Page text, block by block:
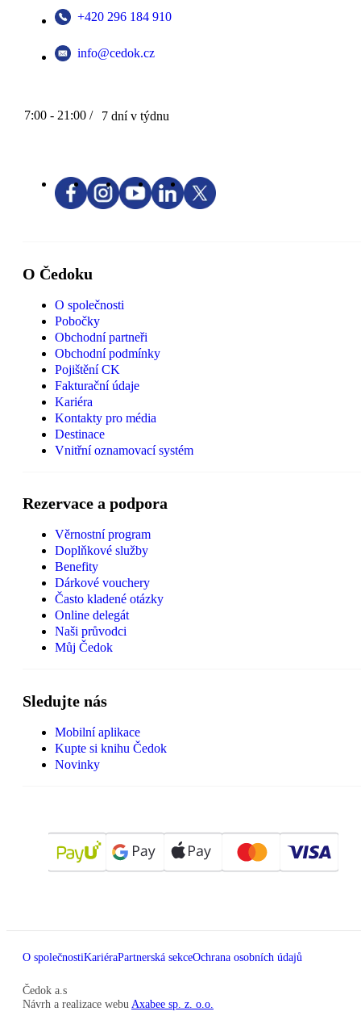
+420 296 184 910
info@cedok.cz
7:00 - 21:00 / 7 dní v týdnu
O Čedoku
O společnosti
Pobočky
Obchodní partneři
Obchodní podmínky
Pojištění CK
Fakturační údaje
Kariéra
Kontakty pro média
Destinace
Vnitřní oznamovací systém
Rezervace a podpora
Věrnostní program
Doplňkové služby
Benefity
Dárkové vouchery
Často kladené otázky
Online delegát
Naši průvodci
Můj Čedok
Sledujte nás
Mobilní aplikace
Kupte si knihu Čedok
Novinky
O společnostiKariéraPartnerská sekceOchrana osobních údajů
Čedok a.s
Návrh a realizace webu Axabee sp. z. o.o.